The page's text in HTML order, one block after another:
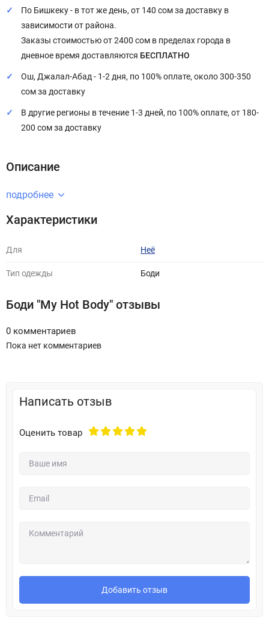
По Бишкеку - в тот же день, от 140 сом за доставку в
зависимости от района.
Заказы стоимостью от 2400 сом в пределах города в
дневное время доставляются БЕСПЛАТНО
Ош, Джалал-Абад - 1-2 дня, по 100% оплате, около 300-350
сом за доставку
В другие регионы в течение 1-3 дней, по 100% оплате, от 180-
200 сом за доставку
Описание
подробнее
Характеристики
Для Неё
Тип одежды Боди
Боди "My Hot Body" отзывы
0 комментариев
Пока нет комментариев
Написать отзыв
Оценить товар
Добавить отзыв